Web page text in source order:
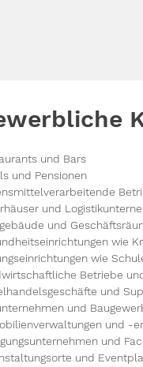
und Bars
und Pensionen
und
und
wie
wie
Betriebe
und
und
und -
und
und